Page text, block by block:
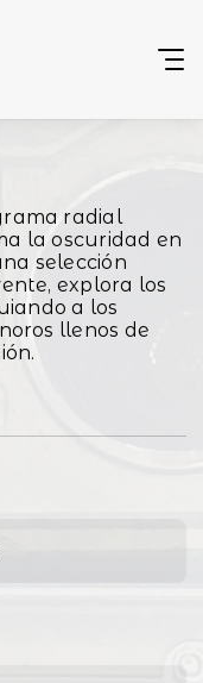
radial
la oscuridad en
selección
explora los
a los
llenos de